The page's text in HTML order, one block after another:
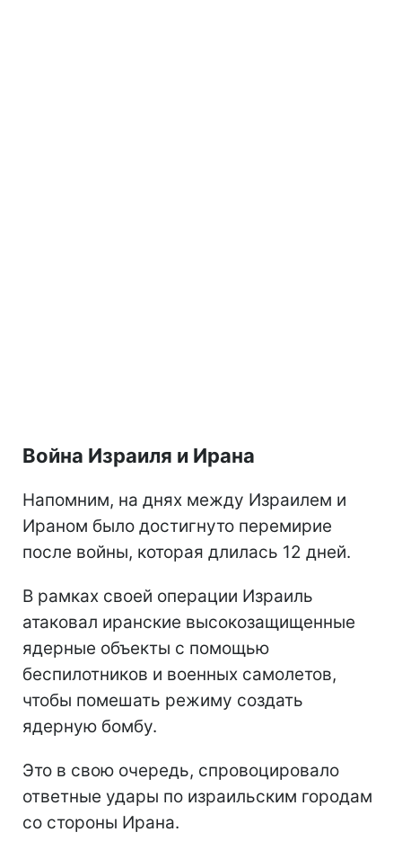
Война Израиля и Ирана
Напомним, на днях между Израилем и
Ираном было достигнуто перемирие
после войны, которая длилась 12 дней.
В рамках своей операции Израиль
атаковал иранские высокозащищенные
ядерные объекты с помощью
беспилотников и военных самолетов,
чтобы помешать режиму создать
ядерную бомбу.
Это в свою очередь, спровоцировало
ответные удары по израильским городам
со стороны Ирана.